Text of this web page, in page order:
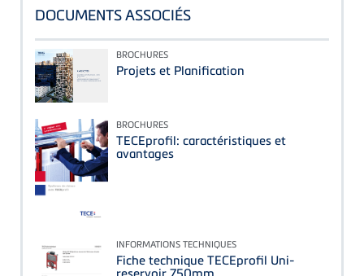
DOCUMENTS ASSOCIÉS
BROCHURES
Projets et Planification
BROCHURES
TECEprofil: caractéristiques et
avantages
INFORMATIONS TECHNIQUES
Fiche technique TECEprofil Uni-